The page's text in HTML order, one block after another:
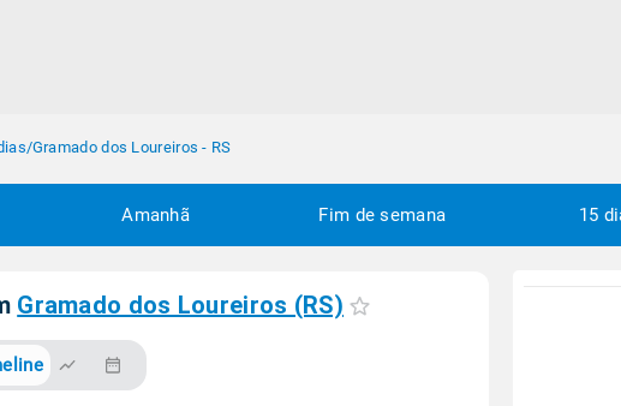
/Gramado dos Loureiros - RS
Amanhã Fim de semana 15
Gramado dos Loureiros (RS)